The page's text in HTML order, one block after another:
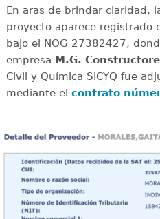
En aras de brindar claridad,
proyecto aparece registrado
bajo el NOG 27382427,
empresa M.G.
Civil y Química SICYQ fue
mediante el contrato